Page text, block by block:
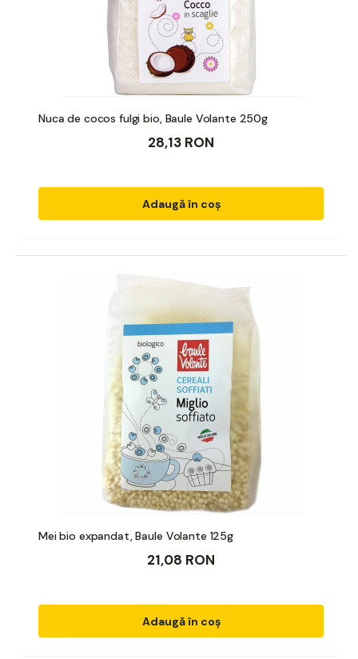
Nuca de cocos fulgi bio, Baule Volante 250g
28,13 RON
Adaugă în coș
Mei bio expandat, Baule Volante 125g
21,08 RON
Adaugă în coș